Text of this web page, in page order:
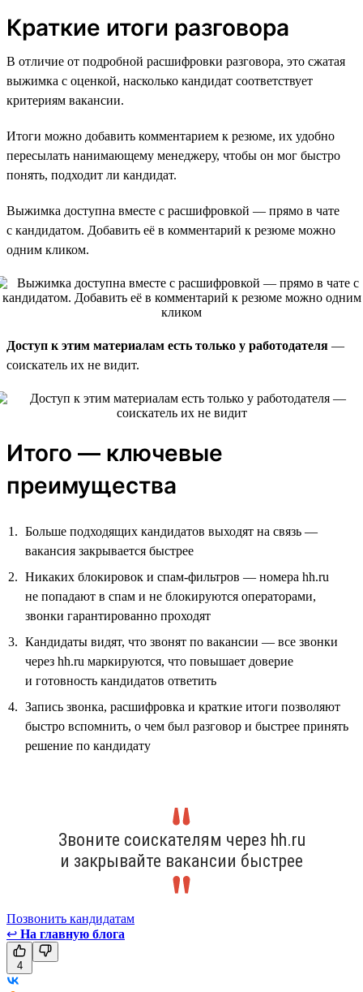
Краткие итоги разговора
В отличие от подробной расшифровки разговора, это сжатая
выжимка с оценкой, насколько кандидат соответствует
критериям вакансии.
Итоги можно добавить комментарием к резюме, их удобно
пересылать нанимающему менеджеру, чтобы он мог быстро
понять, подходит ли кандидат.
Выжимка доступна вместе с расшифровкой — прямо в чате
с кандидатом. Добавить её в комментарий к резюме можно
одним кликом.
Доступ к этим материалам есть только у работодателя —
соискатель их не видит.
Итого — ключевые
преимущества
Больше подходящих кандидатов выходят на связь —
вакансия закрывается быстрее
Никаких блокировок и спам-фильтров — номера hh.ru
не попадают в спам и не блокируются операторами,
звонки гарантированно проходят
Кандидаты видят, что звонят по вакансии — все звонки
через hh.ru маркируются, что повышает доверие
и готовность кандидатов ответить
Запись звонка, расшифровка и краткие итоги позволяют
быстро вспомнить, о чем был разговор и быстрее принять
решение по кандидату
Звоните соискателям через hh.ru
и закрывайте вакансии быстрее
Позвонить кандидатам
↩ На главную блога
4